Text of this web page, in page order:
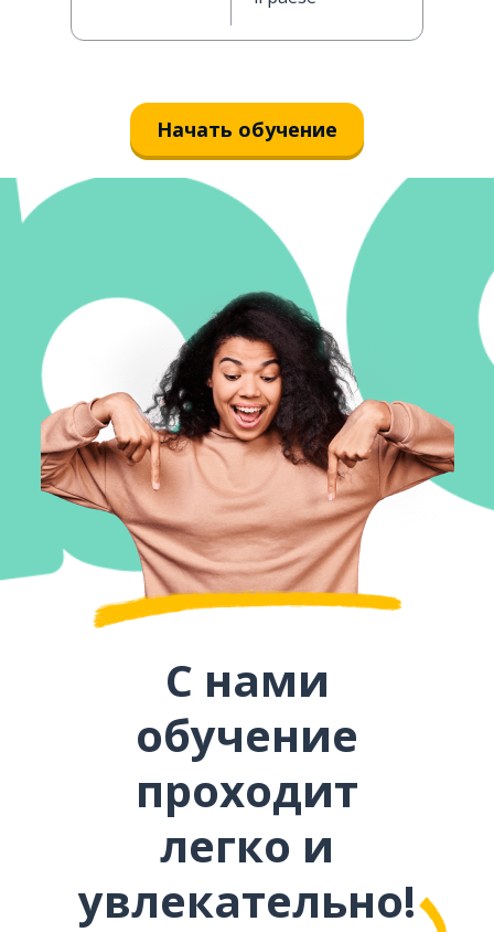
Начать обучение
С нами
обучение
проходит
легко и
увлекательно!